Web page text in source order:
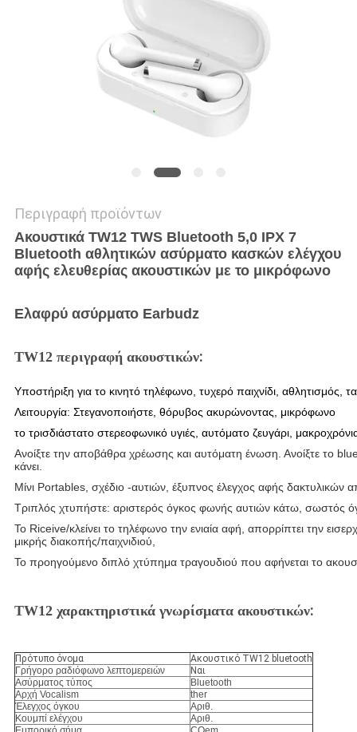
Περιγραφή προϊόντων
Ακουστικά TW12 TWS Bluetooth 5,0 IPX 7
Bluetooth αθλητικών ασύρματο κασκών ελέγχου
αφής ελευθερίας ακουστικών με το μικρόφωνο
Ελαφρύ ασύρματο Earbudz
TW12 περιγραφή ακουστικών:
Υποστήριξη για το κινητό τηλέφωνο, τυχερό παιχνίδι,
Λειτουργία: Στεγανοποιήστε, θόρυβος ακυρώνοντας, μικρόφωνο
το τρισδιάστατο στερεοφωνικό υγιές, αυτόματο ζευγάρι,
Ανοίξτε την αποβάθρα χρέωσης και αυτόματη ένωση. Ανοίξτε το
κάνει.
Μίνι Portables, σχέδιο -αυτιών, έξυπνος έλεγχος αφής
Τριπλός χτυπήστε: αριστερός όγκος φωνής αυτιών κάτω, σωστός
Το Riceive/κλείνει το τηλέφωνο την ενιαία αφή, απορρίπτει την
μικρής διακοπής/παιχνιδιού,
Το προηγούμενο διπλό χτύπημα τραγουδιού που αφήνεται το
TW12 χαρακτηριστικά γνωρίσματα ακουστικών:
Πρότυπο όνομα
Ακουστικό TW12 bluetooth
Γρήγορο ραδιόφωνο λεπτομερειών
Ναι
Ασύρματος τύπος
Bluetooth
Αρχή Vocalism
ther
Έλεγχος όγκου
Αριθ.
Κουμπί ελέγχου
Αριθ.